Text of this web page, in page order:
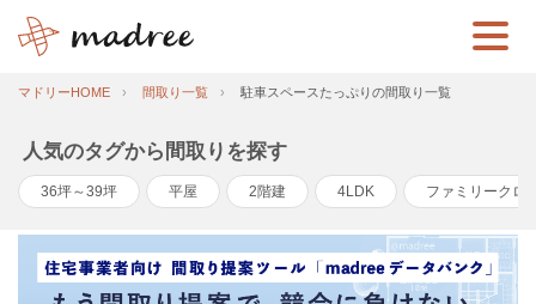
マドリーHOME 間取り一覧 駐車スペースたっぷりの間取り一覧
人気のタグから間取りを探す
36坪～39坪 平屋 2階建 4LDK ファミリークロ